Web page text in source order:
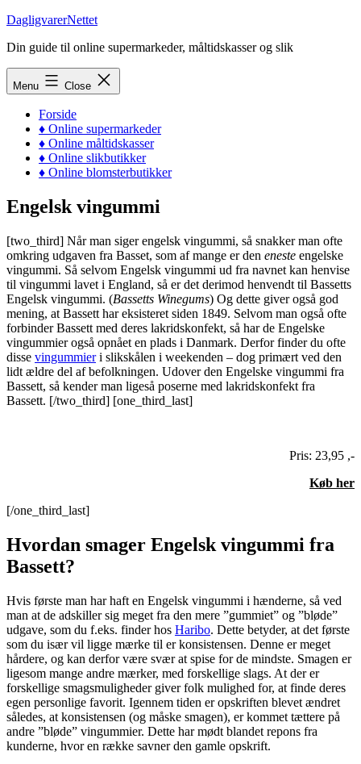
Skip
content
DagligvarerNettet
Din guide til online supermarkeder, måltidskasser og slik
Menu Close
Forside
♦ Online supermarkeder
♦ Online måltidskasser
♦ Online slikbutikker
♦ Online blomsterbutikker
Engelsk vingummi
[two_third] Når man siger engelsk vingummi, så snakker man ofte
omkring udgaven fra Basset, som af mange er den eneste engelske
vingummi. Så selvom Engelsk vingummi ud fra navnet kan henvise
til vingummi lavet i England, så er det derimod henvendt til Bassetts
Engelsk vingummi. (Bassetts Winegums) Og dette giver også god
mening, at Bassett har eksisteret siden 1849. Selvom man også ofte
forbinder Bassett med deres lakridskonfekt, så har de Engelske
vingummier også opnået en plads i Danmark. Derfor finder du ofte
disse vingummieri slikskålen i weekenden – dog primært ved den
lidt ældre del af befolkningen. Udover den Engelske vingummi fra
Bassett, så kender man ligeså poserne med lakridskonfekt fra
Bassett. [/two_third] [one_third_last]
Pris: 23,95 ,-
Køb her
[/one_third_last]
Hvordan smager Engelsk vingummi fra
Bassett?
Hvis første man har haft en Engelsk vingummi i hænderne, så ved
man at de adskiller sig meget fra den mere ”gummiet” og ”bløde”
udgave, som du f.eks. finder hos Haribo. Dette betyder, at det første
som du især vil ligge mærke til er konsistensen. Denne er meget
hårdere, og kan derfor være svær at spise for de mindste. Smagen er
ligesom mange andre mærker, med forskellige slags. At der er
forskellige smagsmuligheder giver folk mulighed for, at finde deres
egen personlige favorit. Igennem tiden er opskriften blevet ændret
således, at konsistensen (og måske smagen), er kommet tættere på
andre ”bløde” vingummier. Dette har mødt blandet repons fra
kunderne, hvor en række savner den gamle opskrift.